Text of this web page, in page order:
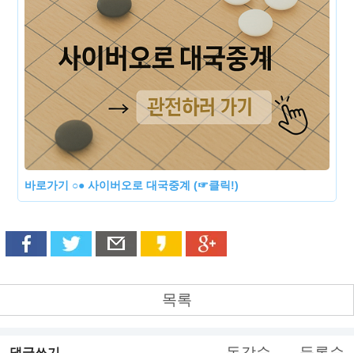
바로가기 ○● 사이버오로 대국중계 (☞클릭!)
목록